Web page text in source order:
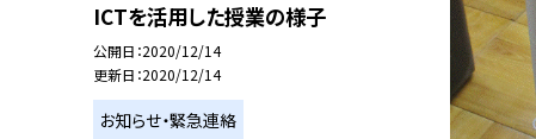
ICTを活用した授業の様子
公開日 2020/12/14
更新日 2020/12/14
お知らせ・緊急連絡